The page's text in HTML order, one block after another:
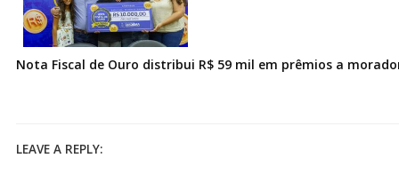
Nota Fiscal de Ouro distribui R$ 59 mil em prêmios a
LEAVE A REPLY: